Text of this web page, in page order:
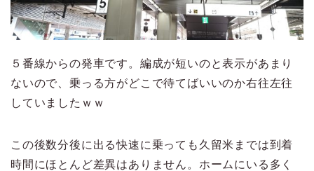
５番線からの発車です。編成が短いのと表示があまり
ないので、乗っる方がどこで待てばいいのか右往左往
していましたｗｗ
この後数分後に出る快速に乗っても久留米までは到着
時間にほとんど差異はありません。ホームにいる多く